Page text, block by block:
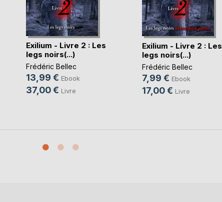
Exilium - Livre 2 : Les
legs noirs(...)
Frédéric Bellec
13,99 € Ebook
37,00 € Livre
Exilium - Livre 2 : Les
legs noirs(...)
Frédéric Bellec
7,99 € Ebook
17,00 € Livre